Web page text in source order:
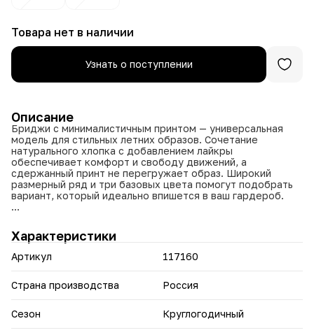
Товара нет в наличии
Узнать о поступлении
Описание
Бриджи с минималистичным принтом — универсальная
модель для стильных летних образов. Сочетание
натурального хлопка с добавлением лайкры
обеспечивает комфорт и свободу движений, а
сдержанный принт не перегружает образ. Широкий
размерный ряд и три базовых цвета помогут подобрать
вариант, который идеально впишется в ваш гардероб.
70 — подойдёт для разных типов фигуры.
• Три цвета на выбор: бордовый, синий и чёрный.
• Состав 95 % хлопка / 5 % лайкры гарантирует комфорт,
воздухопроницаемость и эластичность.
верхами и подходит для создания лаконичных образов.
• Практичная модель подходит для тёплой погоды и
Характеристики
Артикул 117160
Страна производства Россия
Сезон Круглогодичный